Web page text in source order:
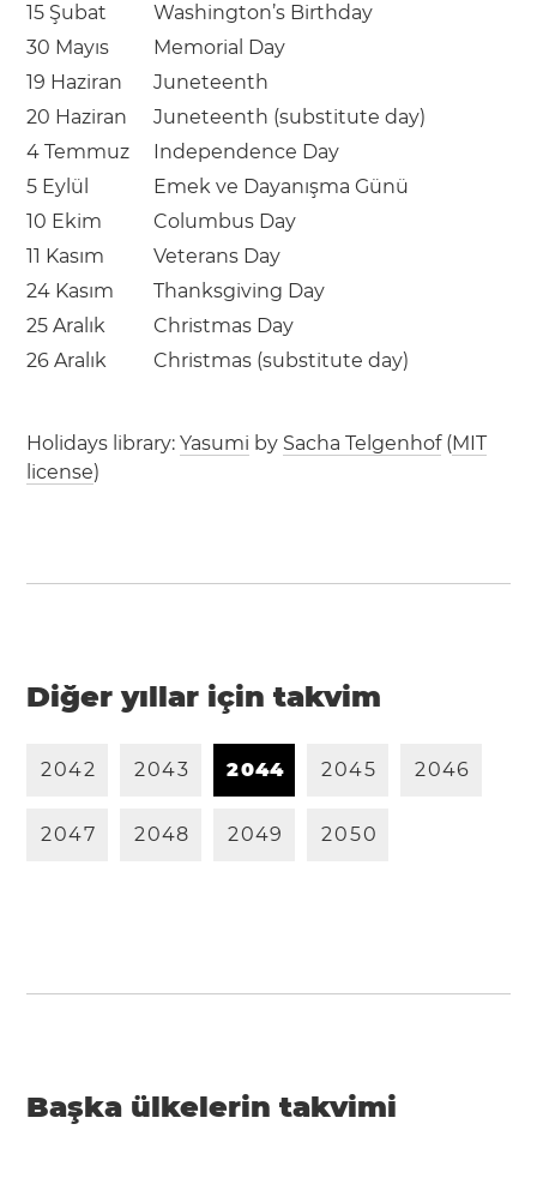
15 Şubat
Washington’s Birthday
30 Mayıs
Memorial Day
19 Haziran
Juneteenth
20 Haziran
Juneteenth (substitute day)
4 Temmuz
Independence Day
5 Eylül
Emek ve Dayanışma Günü
10 Ekim
Columbus Day
11 Kasım
Veterans Day
24 Kasım
Thanksgiving Day
25 Aralık
Christmas Day
26 Aralık
Christmas (substitute day)
Holidays library:Yasumi by Sacha Telgenhof(MIT
license)
Diğer yıllar için takvim
2042 2043 2044 2045 2046
2047 2048 2049 2050
Başka ülkelerin takvimi